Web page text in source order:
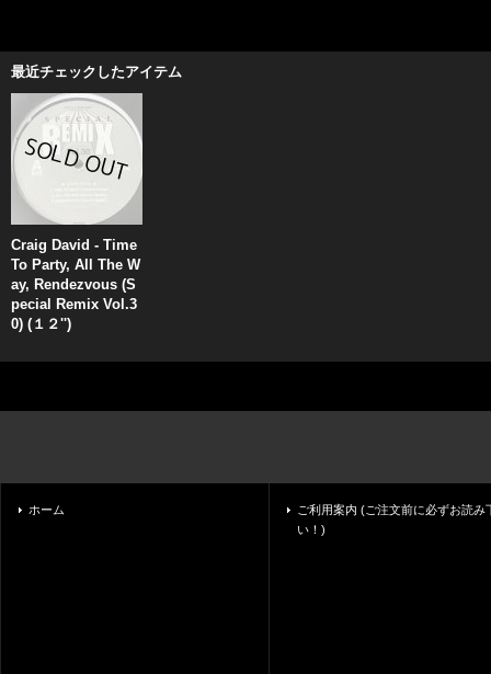
最近チェックしたアイテム
Craig David - Time
To Party, All The W
ay, Rendezvous (S
pecial Remix Vol.3
0) (１２'')
ホーム
ご利用案内 (ご注文前に必ずお読み
い！)